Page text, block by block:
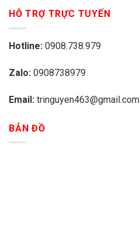
HỖ TRỢ TRỰC TUYẾN
Hotline: 0908.738.979
Zalo: 0908738979
Email: tringuyen463@gmail.com
BẢN ĐỒ